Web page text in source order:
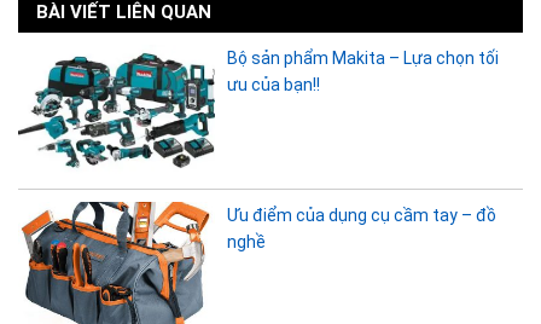
BÀI VIẾT LIÊN QUAN
Bộ sản phẩm Makita – Lựa chọn tối
ưu của bạn!!
Ưu điểm của dụng cụ cầm tay – đồ
nghề